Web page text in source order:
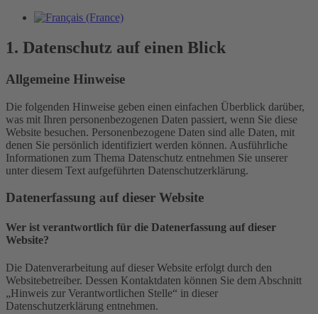
1. Datenschutz auf einen Blick
Allgemeine Hinweise
Die folgenden Hinweise geben einen einfachen Überblick darüber,
was mit Ihren personenbezogenen Daten passiert, wenn Sie diese
Website besuchen. Personenbezogene Daten sind alle Daten, mit
denen Sie persönlich identifiziert werden können. Ausführliche
Informationen zum Thema Datenschutz entnehmen Sie unserer
unter diesem Text aufgeführten Datenschutzerklärung.
Datenerfassung auf dieser Website
Wer ist verantwortlich für die Datenerfassung auf dieser
Website?
Die Datenverarbeitung auf dieser Website erfolgt durch den
Websitebetreiber. Dessen Kontaktdaten können Sie dem Abschnitt
„Hinweis zur Verantwortlichen Stelle“ in dieser
Datenschutzerklärung entnehmen.